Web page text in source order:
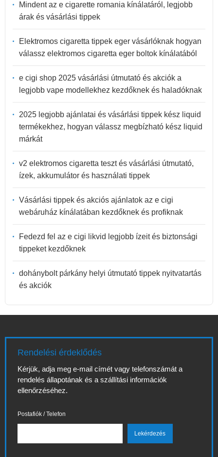
Mindent az e cigarette romania kínálatáról, legjobb
árak és vásárlási tippek
Elektromos cigaretta tippek eger vásárlóknak hogyan
válassz elektromos cigaretta eger boltok kínálatából
e cigi shop 2025 vásárlási útmutató és akciók a
legjobb vape modellekhez kezdőknek és haladóknak
2025 legjobb ajánlatai és vásárlási tippek kész liquid
termékekhez, hogyan válassz megbízható kész liquid
márkát
v2 elektromos cigaretta teszt és vásárlási útmutató,
ízek, akkumulátor és használati tippek
Vásárlási tippek és akciós ajánlatok az e cigi
webáruház kínálatában kezdőknek és profiknak
Fedezd fel az e cigi likvid legjobb ízeit és biztonsági
tippeket kezdőknek
dohánybolt párkány helyi útmutató tippek nyitvatartás
és akciók
Rendelési érdeklődés
Kérjük, adja meg e-mail címét vagy telefonszámát a
rendelés állapotának és a szállítási információk
ellenőrzéséhez.
Postafiók / Telefon